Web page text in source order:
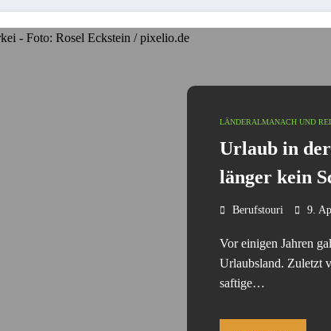
LÄNDERALMANACH UND
Urlaub in
länger kein
Berufstouri 9.
Vor einigen Jahren
Urlaubsland. Zuletzt
saftige…